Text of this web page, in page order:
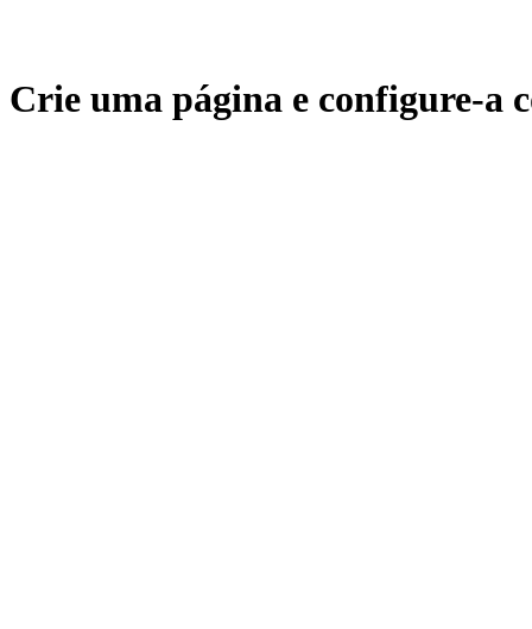
Crie uma página e configure-a